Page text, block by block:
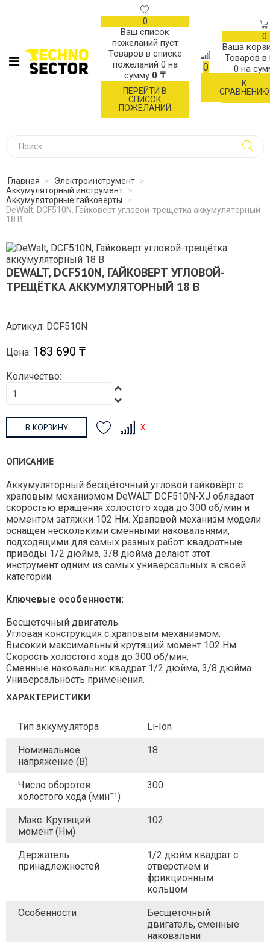
0
Ваш список
пожеланий пуст
Товаров в списке
пожеланий 0 на
сумму 0 ₸
ПЕРЕЙТИ В
СПИСОК
ПОЖЕЛАНИЙ
0
К
СРАВНЕНИЮ
0
Ваша
Товаров в
0 на
Главная > Электроинструмент >
Аккумуляторный инструмент >
Аккумуляторные гайковерты
>
DeWalt, DCF510N, Гайковерт угловой-трещётка аккумуляторный
18 В
DEWALT, DCF510N, ГАЙКОВЕРТ УГЛОВОЙ-
ТРЕЩЁТКА АККУМУЛЯТОРНЫЙ 18 В
Артикул: DCF510N
Цена: 183 690 ₸
Количество:
В КОРЗИНУ
ОПИСАНИЕ
Аккумуляторный бесщёточный угловой гайковёрт с
храповым механизмом DeWALT DCF510N-XJ обладает
скоростью вращения холостого хода до 300 об/мин и
моментом затяжки 102 Нм. Храповой механизм модели
оснащен несколькими сменными наковальнями,
подходящими для самых разных работ: квадратные
приводы 1/2 дюйма, 3/8 дюйма делают этот
инструмент одним из самых универсальных в своей
категории.
Ключевые особенности:
Бесщеточный двигатель.
Угловая конструкция с храповым механизмом.
Высокий максимальный крутящий момент 102 Нм.
Скорость холостого хода до 300 об/мин.
Сменные наковальни: квадрат 1/2 дюйма, 3/8 дюйма.
Универсальность применения.
ХАРАКТЕРИСТИКИ
Тип аккумулятора Li-Ion
Номинальное
напряжение (В)
18
Число оборотов
холостого хода (минˉ¹)
300
Макс. Крутящий
момент (Нм)
102
Держатель
принадлежностей
1/2 дюйм квадрат с
отверстием и
фрикционным
кольцом
Особенности
Бесщеточный
двигатель, сменные
наковальни